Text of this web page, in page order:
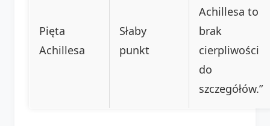
Pięta
Achillesa
Słaby
punkt
Achillesa to
brak
cierpliwości
do
szczegółów.”